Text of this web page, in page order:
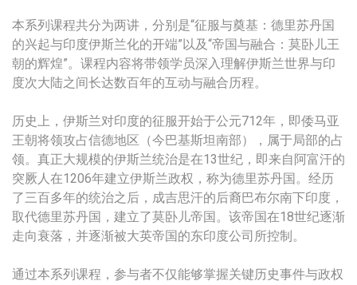
本系列课程共分为两讲，分别是“征服与奠基：德里苏丹国
的兴起与印度伊斯兰化的开端”以及“帝国与融合：莫卧儿王
朝的辉煌”。课程内容将带领学员深入理解伊斯兰世界与印
度次大陆之间长达数百年的互动与融合历程。
历史上，伊斯兰对印度的征服开始于公元712年，即倭马亚
王朝将领攻占信德地区（今巴基斯坦南部），属于局部的占
领。真正大规模的伊斯兰统治是在13世纪，即来自阿富汗的
突厥人在1206年建立伊斯兰政权，称为德里苏丹国。经历
了三百多年的统治之后，成吉思汗的后裔巴布尔南下印度，
取代德里苏丹国，建立了莫卧儿帝国。该帝国在18世纪逐渐
走向衰落，并逐渐被大英帝国的东印度公司所控制。
通过本系列课程，参与者不仅能够掌握关键历史事件与政权